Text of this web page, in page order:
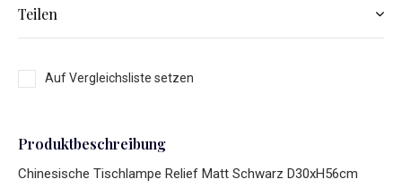
Teilen
Auf Vergleichsliste setzen
Produktbeschreibung
Chinesische Tischlampe Relief Matt Schwarz D30xH56cm